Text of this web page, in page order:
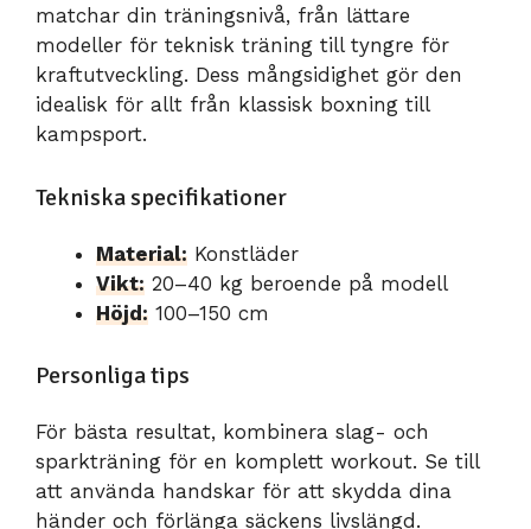
matchar din träningsnivå, från lättare
modeller för teknisk träning till tyngre för
kraftutveckling. Dess mångsidighet gör den
idealisk för allt från klassisk boxning till
kampsport.
Tekniska specifikationer
Material: Konstläder
Vikt: 20–40 kg beroende på modell
Höjd: 100–150 cm
Personliga tips
För bästa resultat, kombinera slag- och
sparkträning för en komplett workout. Se till
att använda handskar för att skydda dina
händer och förlänga säckens livslängd.